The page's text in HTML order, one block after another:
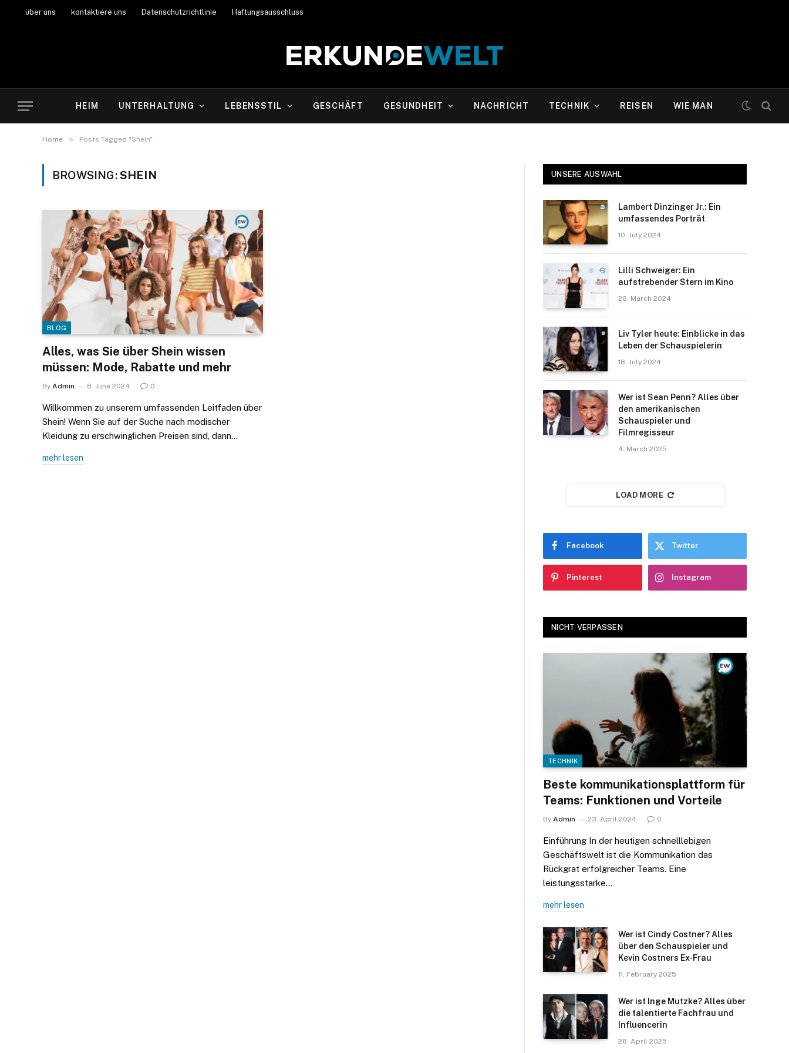
über uns kontaktiere uns Datenschutzrichtlinie Haftungsausschluss
HEIM UNTERHALTUNG LEBENSSTIL GESCHÄFT GESUNDHEIT NACHRICHT TECHNIK REISEN WIE MAN
Home » Posts Tagged "Shein"
BROWSING:SHEIN
BLOG
Alles, was Sie über Shein wissen
müssen: Mode, Rabatte und mehr
By Admin 8. June 2024 0
Willkommen zu unserem umfassenden Leitfaden über
Shein! Wenn Sie auf der Suche nach modischer
Kleidung zu erschwinglichen Preisen sind, dann…
mehr lesen
UNSERE AUSWAHL
Lambert Dinzinger Jr.: Ein
umfassendes Porträt
10. July 2024
Lilli Schweiger: Ein
aufstrebender Stern im Kino
26. March 2024
Liv Tyler heute: Einblicke in das
Leben der Schauspielerin
18. July 2024
Wer ist Sean Penn? Alles über
den amerikanischen
Schauspieler und
Filmregisseur
4. March 2025
LOAD MORE
Facebook Twitter
Pinterest Instagram
NICHT VERPASSEN
TECHNIK
Beste kommunikationsplattform für
Teams: Funktionen und Vorteile
By Admin 23. April 2024 0
Einführung In der heutigen schnelllebigen
Geschäftswelt ist die Kommunikation das
Rückgrat erfolgreicher Teams. Eine
leistungsstarke…
mehr lesen
Wer ist Cindy Costner? Alles
über den Schauspieler und
Kevin Costners Ex-Frau
11. February 2025
Wer ist Inge Mutzke? Alles über
die talentierte Fachfrau und
Influencerin
28. April 2025